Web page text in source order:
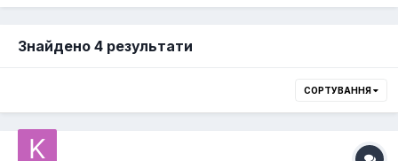
Знайдено 4 результати
СОРТУВАННЯ